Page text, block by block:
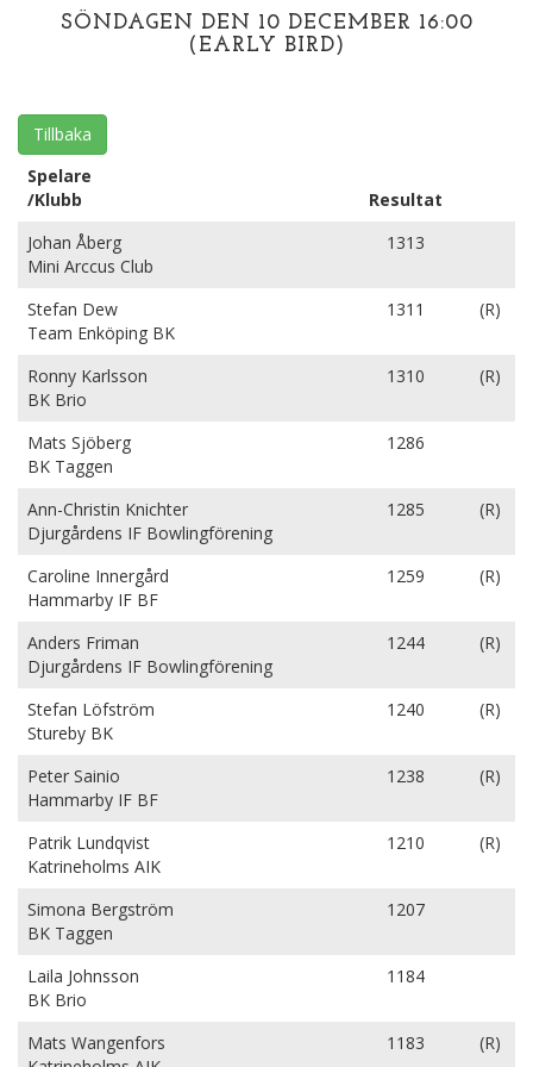
SÖNDAGEN DEN 10 DECEMBER 16:00
(EARLY BIRD)
Tillbaka
Spelare
/Klubb
Resultat
Johan Åberg
Mini Arccus Club
1313
Stefan Dew
Team Enköping BK
1311 (R)
Ronny Karlsson
BK Brio
1310 (R)
Mats Sjöberg
BK Taggen
1286
Ann-Christin Knichter
Djurgårdens IF Bowlingförening
1285 (R)
Caroline Innergård
Hammarby IF BF
1259 (R)
Anders Friman
Djurgårdens IF Bowlingförening
1244 (R)
Stefan Löfström
Stureby BK
1240 (R)
Peter Sainio
Hammarby IF BF
1238 (R)
Patrik Lundqvist
Katrineholms AIK
1210 (R)
Simona Bergström
BK Taggen
1207
Laila Johnsson
BK Brio
1184
Mats Wangenfors
1183 (R)